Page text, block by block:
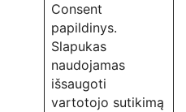
Consent
papildinys.
Slapukas
naudojamas
išsaugoti
vartotojo sutikimą